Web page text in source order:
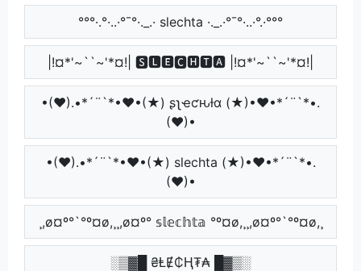
°°°·.°·..·°¯°·._.· slechta ·._.·°¯°·..·°.·°°°
|!¤*'~``~'*¤!| 🆂🅻🅴🅲🅷🆃🅰 |!¤*'~``~'*¤!|
•(♥).•*´¨`*•♥•(★) ʂʅҽƈԋƚα (★)•♥•*´¨`*•.
(♥)•
•(♥).•*´¨`*•♥•(★) slechta (★)•♥•*´¨`*•.
(♥)•
¸,ø¤º°`°º¤ø,¸¸,ø¤º° 𝕤𝕝𝕖𝕔𝕙𝕥𝕒 °º¤ø,¸¸,ø¤º°`°º¤ø,¸
░▒▓█ ₴ⱠɆ₵Ⱨ₮₳ █▓▒░